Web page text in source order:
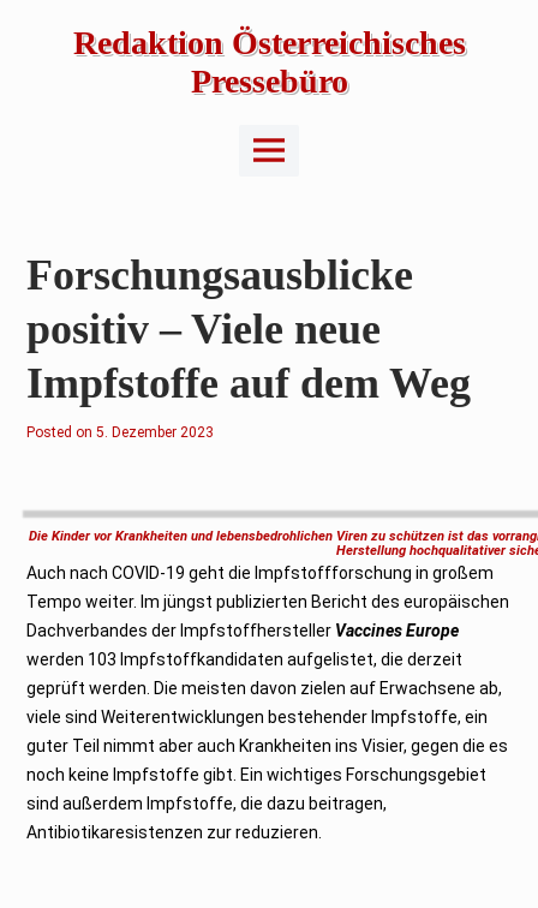
Redaktion Österreichisches
Pressebüro
Main
Menu
Forschungsausblicke
positiv – Viele neue
Impfstoffe auf dem Weg
Posted on5
e
b
r
0
3
5. Dezember 2023
Die Kinder vor Krankheiten und lebensbedrohlichen Viren zu schützen ist das
Herstellung hochqualitativer
Auch nach COVID-19 geht die Impfstoffforschung in großem
Tempo weiter. Im jüngst publizierten Bericht des europäischen
Dachverbandes der Impfstoffhersteller Vaccines Europe
werden 103 Impfstoffkandidaten aufgelistet, die derzeit
geprüft werden. Die meisten davon zielen auf Erwachsene ab,
viele sind Weiterentwicklungen bestehender Impfstoffe, ein
guter Teil nimmt aber auch Krankheiten ins Visier, gegen die es
noch keine Impfstoffe gibt. Ein wichtiges Forschungsgebiet
sind außerdem Impfstoffe, die dazu beitragen,
Antibiotikaresistenzen zur reduzieren.